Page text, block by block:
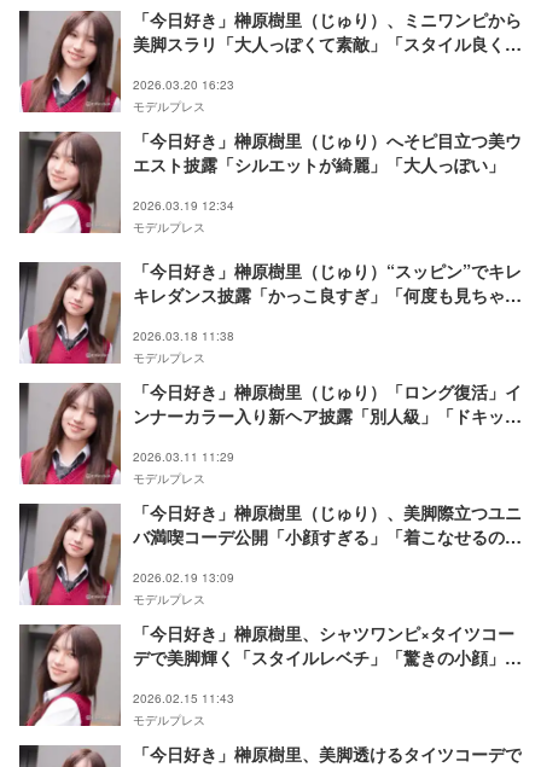
「今日好き」榊原樹里（じゅり）、ミニワンピから
美脚スラリ「大人っぽくて素敵」「スタイル良くて
2026.03.20 16:23
モデルプレス
「今日好き」榊原樹里（じゅり）へそピ目立つ美ウ
エスト披露「シルエットが綺麗」「大人っぽい」
2026.03.19 12:34
モデルプレス
「今日好き」榊原樹里（じゅり）“スッピン”でキレ
キレダンス披露「かっこ良すぎ」「何度も見ちゃ
2026.03.18 11:38
モデルプレス
「今日好き」榊原樹里（じゅり）「ロング復活」イ
ンナーカラー入り新ヘア披露「別人級」「ドキッと
2026.03.11 11:29
モデルプレス
「今日好き」榊原樹里（じゅり）、美脚際立つユニ
バ満喫コーデ公開「小顔すぎる」「着こなせるのす
2026.02.19 13:09
モデルプレス
「今日好き」榊原樹里、シャツワンピ×タイツコー
デで美脚輝く「スタイルレベチ」「驚きの小顔」と
2026.02.15 11:43
モデルプレス
「今日好き」榊原樹里、美脚透けるタイツコーデで